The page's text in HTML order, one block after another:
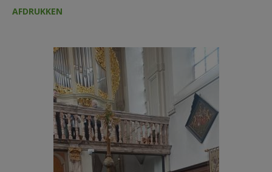
AANMELDEN OF REGISTREREN
AFDRUKKEN